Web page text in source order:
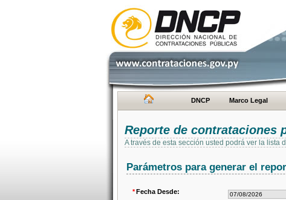
DNCP Marco Legal
Reporte de contrataciones
A través de esta sección usted podrá ver la lista
Parámetros para generar el
*Fecha Desde: